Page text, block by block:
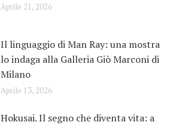
Aprile 21, 2026
Il linguaggio di Man Ray: una mostra
lo indaga alla Galleria Giò Marconi di
Milano
Aprile 13, 2026
Hokusai. Il segno che diventa vita: a